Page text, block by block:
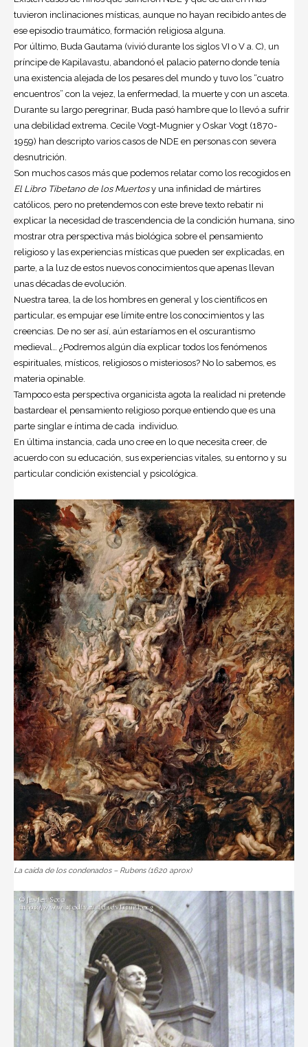
tuvieron inclinaciones místicas, aunque no hayan recibido antes de
ese episodio traumático, formación religiosa alguna.
Por último, Buda Gautama (vivió durante los siglos VI o V a. C), un
príncipe de Kapilavastu, abandonó el palacio paterno donde tenía
una existencia alejada de los pesares del mundo y tuvo los “cuatro
encuentros” con la vejez, la enfermedad, la muerte y con un asceta.
Durante su largo peregrinar, Buda pasó hambre que lo llevó a sufrir
una debilidad extrema. Cecile Vogt-Mugnier y Oskar Vogt (1870-
1959) han descripto varios casos de NDE en personas con severa
desnutrición.
Son muchos casos más que podemos relatar como los recogidos en
El Libro Tibetano de los Muertosy una infinidad de mártires
católicos, pero no pretendemos con este breve texto rebatir ni
explicar la necesidad de trascendencia de la condición humana, sino
mostrar otra perspectiva más biológica sobre el pensamiento
religioso y las experiencias místicas que pueden ser explicadas, en
parte, a la luz de estos nuevos conocimientos que apenas llevan
unas décadas de evolución.
Nuestra tarea, la de los hombres en general y los científicos en
particular, es empujar ese límite entre los conocimientos y las
creencias. De no ser así, aún estaríamos en el oscurantismo
medieval… ¿Podremos algún día explicar todos los fenómenos
espirituales, místicos, religiosos o misteriosos? No lo sabemos, es
materia opinable.
Tampoco esta perspectiva organicista agota la realidad ni pretende
bastardear el pensamiento religioso porque entiendo que es una
parte singlar e íntima de cada individuo.
En última instancia, cada uno cree en lo que necesita creer, de
acuerdo con su educación, sus experiencias vitales, su entorno y su
particular condición existencial y psicológica.
La caída de los condenados – Rubens (1620 aprox)